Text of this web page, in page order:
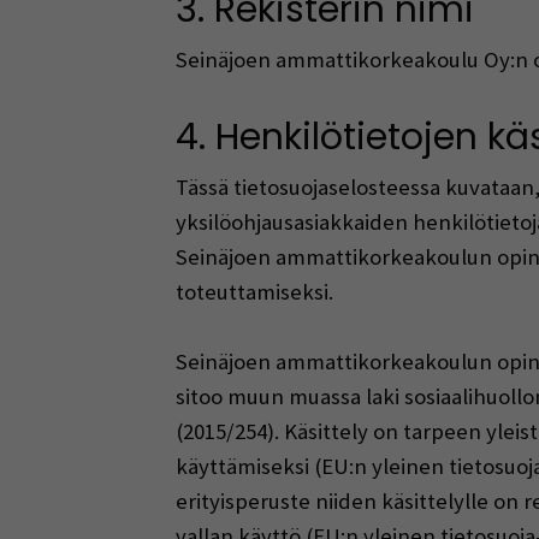
Seinäjoen ammattikorkeakoulu
4. Henkilötietojen
Tässä tietosuojaselosteessa
yksilöohjausasiakkaiden
Seinäjoen ammattikorkeakoulun
toteuttamiseksi.
Seinäjoen ammattikorkeakoulun
sitoo muun muassa laki
(2015/254). Käsittely on tarpeen
käyttämiseksi (EU:n yleinen
erityisperuste niiden käsittelylle on